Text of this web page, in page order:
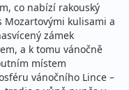
co nabízí rakouský
Mozartovými kulisami a
zámek
a k tomu vánočně
místem
vánočního Lince –